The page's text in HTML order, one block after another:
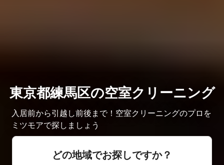
東京都練馬区の空室クリーニング
入居前から引越し前後まで！空室クリーニングのプロを
ミツモアで探しましょう
どの地域でお探しですか？